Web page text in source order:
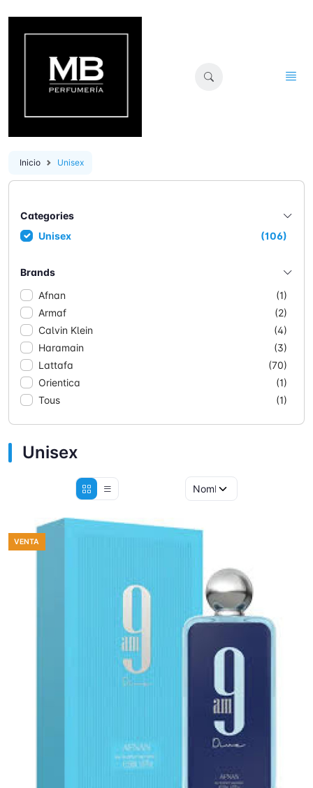
Inicio Unisex
Categories
Unisex
(106)
Brands
Afnan
(1)
Armaf
(2)
Calvin Klein
(4)
Haramain
(3)
Lattafa
(70)
Orientica
(1)
Tous
(1)
Unisex
VENTA